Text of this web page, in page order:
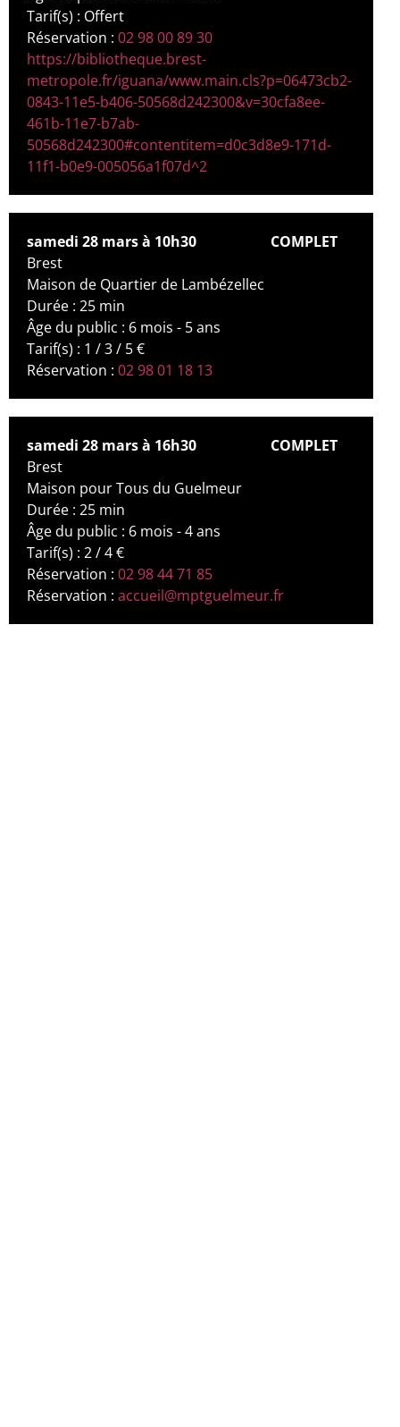
Tarif(s) : Offert
Réservation : 02 98 00 89 30
https://bibliotheque.brest-
metropole.fr/iguana/www.main.cls?p=06473cb2-
0843-11e5-b406-50568d242300&v=30cfa8ee-
461b-11e7-b7ab-
50568d242300#contentitem=d0c3d8e9-171d-
11f1-b0e9-005056a1f07d^2
samedi 28 mars à 10h30
COMPLET
Brest
Maison de Quartier de Lambézellec
Durée : 25 min
Âge du public : 6 mois - 5 ans
Tarif(s) : 1 / 3 / 5 €
Réservation : 02 98 01 18 13
samedi 28 mars à 16h30
COMPLET
Brest
Maison pour Tous du Guelmeur
Durée : 25 min
Âge du public : 6 mois - 4 ans
Tarif(s) : 2 / 4 €
Réservation : 02 98 44 71 85
Réservation : accueil@mptguelmeur.fr